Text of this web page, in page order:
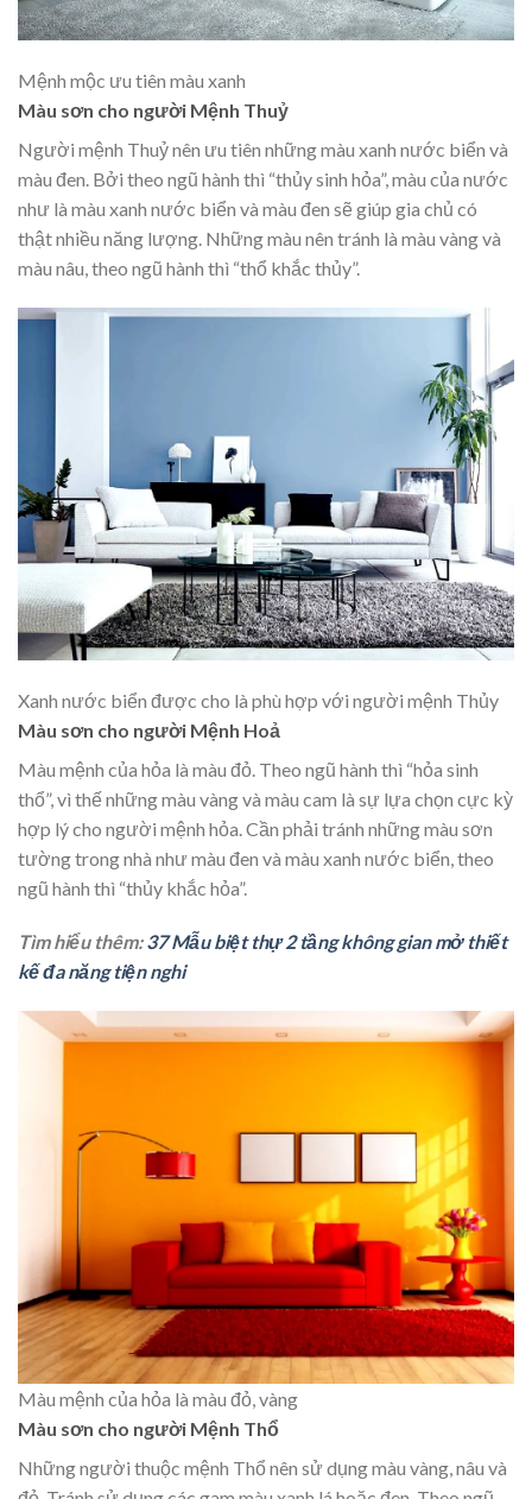
Mệnh mộc ưu tiên màu xanh
Màu sơn cho người Mệnh Thuỷ
Người mệnh Thuỷ nên ưu tiên những màu xanh nước biển và
màu đen. Bởi theo ngũ hành thì “thủy sinh hỏa”, màu của nước
như là màu xanh nước biển và màu đen sẽ giúp gia chủ có
thật nhiều năng lượng. Những màu nên tránh là màu vàng và
màu nâu, theo ngũ hành thì “thổ khắc thủy”.
Xanh nước biển được cho là phù hợp với người mệnh Thủy
Màu sơn cho người Mệnh Hoả
Màu mệnh của hỏa là màu đỏ. Theo ngũ hành thì “hỏa sinh
thổ”, vì thế những màu vàng và màu cam là sự lựa chọn cực kỳ
hợp lý cho người mệnh hỏa. Cần phải tránh những màu sơn
tường trong nhà như màu đen và màu xanh nước biển, theo
ngũ hành thì “thủy khắc hỏa”.
Tìm hiểu thêm:37 Mẫu biệt thự 2 tầng không gian mở thiết
kế đa năng tiện nghi
Màu mệnh của hỏa là màu đỏ, vàng
Màu sơn cho người Mệnh Thổ
Những người thuộc mệnh Thổ nên sử dụng màu vàng, nâu và